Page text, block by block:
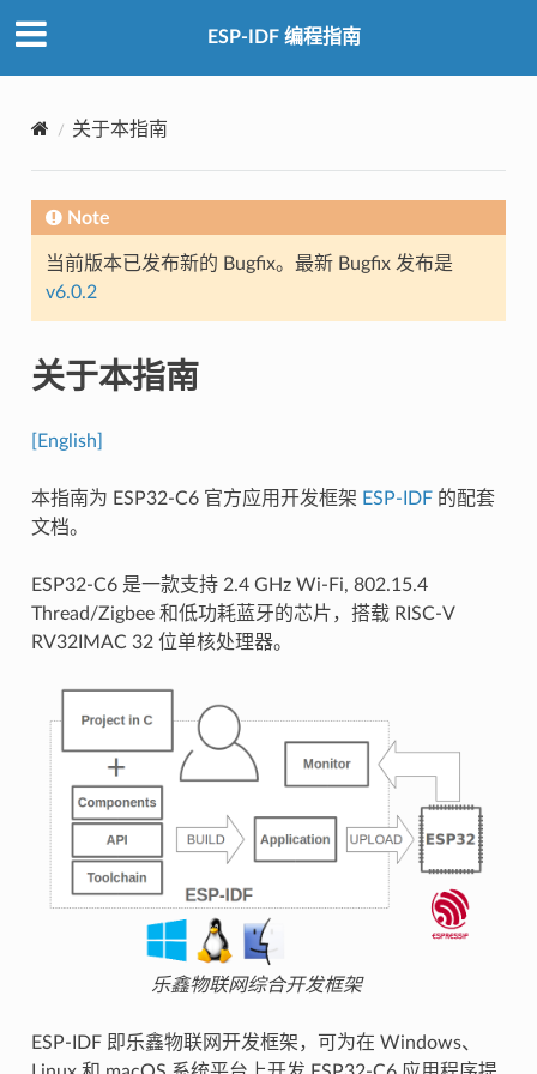
ESP-IDF 编程指南
关于本指南
Note
当前版本已发布新的 Bugfix。最新 Bugfix 发布是
v6.0.2
关于本指南
[English]
本指南为 ESP32-C6 官方应用开发框架 ESP-IDF的配套
文档。
ESP32-C6 是一款支持 2.4 GHz Wi-Fi, 802.15.4
Thread/Zigbee 和低功耗蓝牙的芯片，搭载 RISC-V
RV32IMAC 32 位单核处理器。
乐鑫物联网综合开发框架
ESP-IDF 即乐鑫物联网开发框架，可为在 Windows、